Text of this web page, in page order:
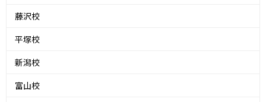
藤沢校
平塚校
新潟校
富山校